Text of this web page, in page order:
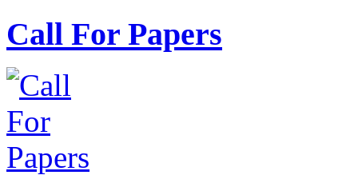
Call For Papers